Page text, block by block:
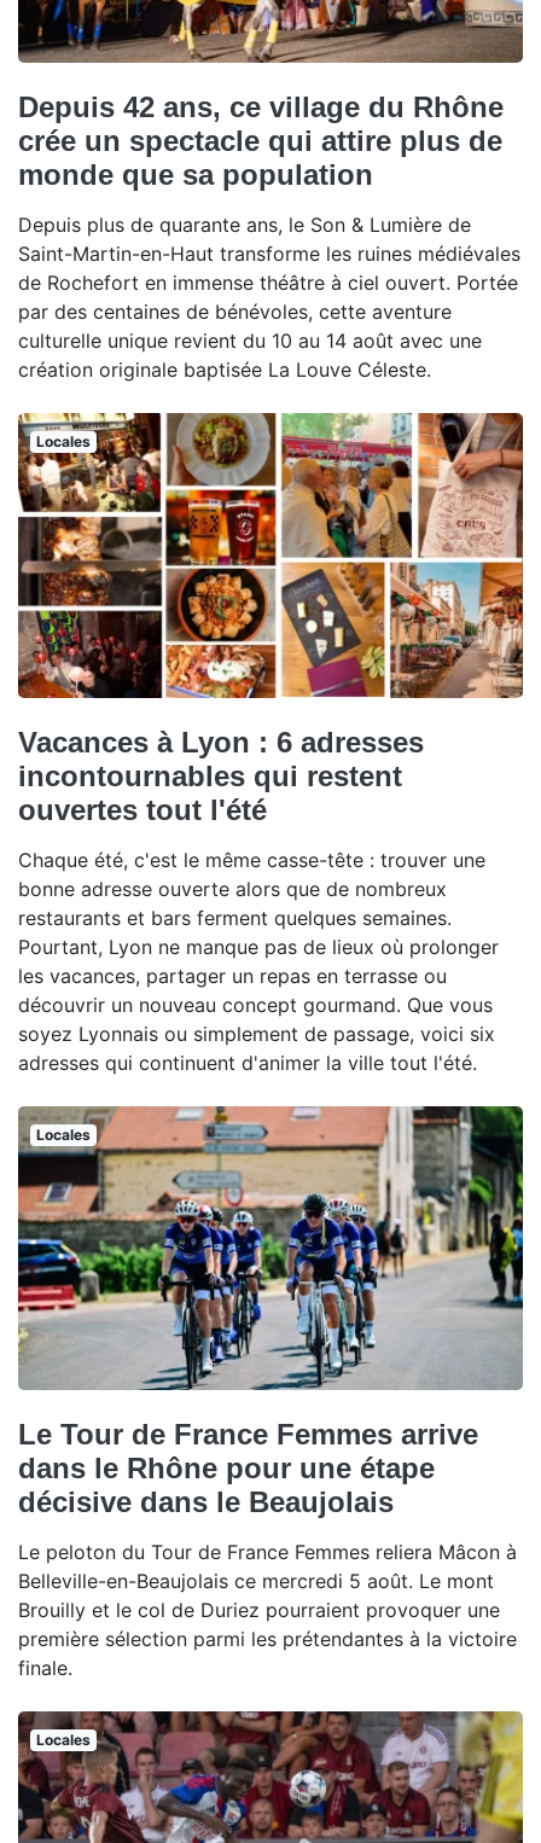
Depuis 42 ans, ce village du Rhône
crée un spectacle qui attire plus de
monde que sa population
Depuis plus de quarante ans, le Son & Lumière de
Saint-Martin-en-Haut transforme les ruines médiévales
de Rochefort en immense théâtre à ciel ouvert. Portée
par des centaines de bénévoles, cette aventure
culturelle unique revient du 10 au 14 août avec une
création originale baptisée La Louve Céleste.
Locales
Vacances à Lyon : 6 adresses
incontournables qui restent
ouvertes tout l'été
Chaque été, c'est le même casse-tête : trouver une
bonne adresse ouverte alors que de nombreux
restaurants et bars ferment quelques semaines.
Pourtant, Lyon ne manque pas de lieux où prolonger
les vacances, partager un repas en terrasse ou
découvrir un nouveau concept gourmand. Que vous
soyez Lyonnais ou simplement de passage, voici six
adresses qui continuent d'animer la ville tout l'été.
Locales
Le Tour de France Femmes arrive
dans le Rhône pour une étape
décisive dans le Beaujolais
Le peloton du Tour de France Femmes reliera Mâcon à
Belleville-en-Beaujolais ce mercredi 5 août. Le mont
Brouilly et le col de Duriez pourraient provoquer une
première sélection parmi les prétendantes à la victoire
finale.
Locales